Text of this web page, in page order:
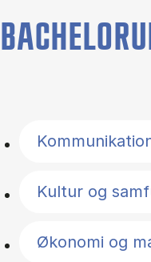
Kultur og
Økonomi og